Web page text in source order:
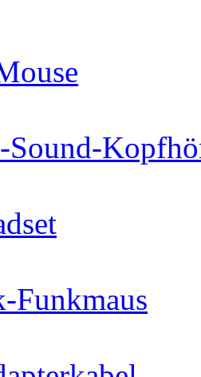
Sound-
Funkmaus